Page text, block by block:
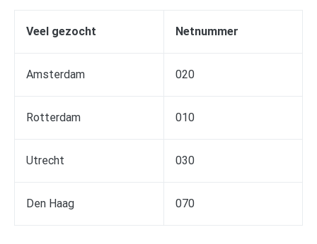
Veel gezocht Netnummer
Amsterdam 020
Rotterdam 010
Utrecht 030
Den Haag 070